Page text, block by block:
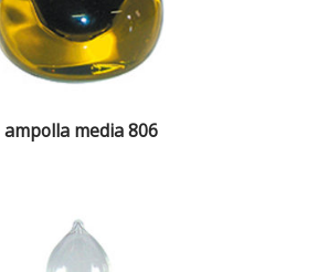
ampolla media 806